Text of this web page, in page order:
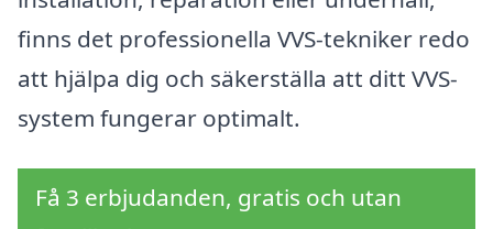
finns det professionella VVS-tekniker redo
att hjälpa dig och säkerställa att ditt VVS-
system fungerar optimalt.
Få 3 erbjudanden, gratis och utan